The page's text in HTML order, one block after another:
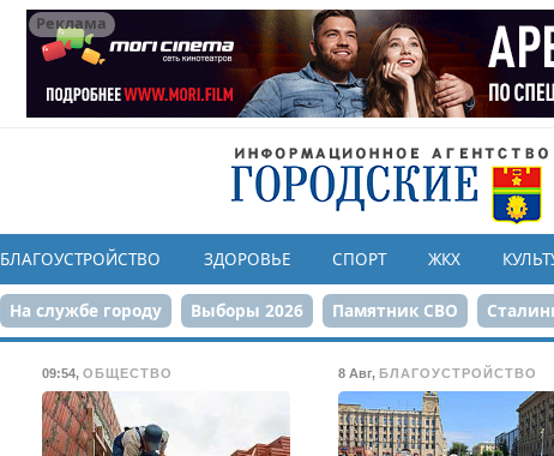
Реклама
БЛАГОУСТРОЙСТВО ЗДОРОВЬЕ СПОРТ ЖКХ
На службе городу Выборы 2026 Памятник СВО
Реконструкция ЦПКиО 80-летие Победы
09:54,ОБЩЕСТВО 8 Авг, БЛАГОУСТРОЙСТВО